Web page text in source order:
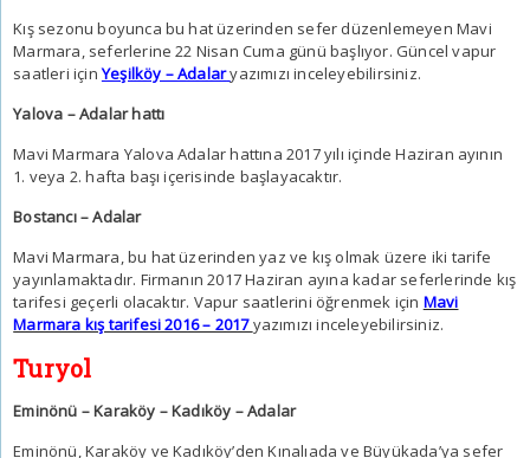
Kış sezonu boyunca bu hat üzerinden sefer düzenlemeyen Mavi
Marmara, seferlerine 22 Nisan Cuma günü başlıyor. Güncel vapur
saatleri içinYeşilköy – Adalaryazımızı inceleyebilirsiniz.
Yalova – Adalar hattı
Mavi Marmara Yalova Adalar hattına 2017 yılı içinde Haziran ayının
1. veya 2. hafta başı içerisinde başlayacaktır.
Bostancı – Adalar
Mavi Marmara, bu hat üzerinden yaz ve kış olmak üzere iki tarife
yayınlamaktadır. Firmanın 2017 Haziran ayına kadar seferlerinde kış
tarifesi geçerli olacaktır. Vapur saatlerini öğrenmek için Mavi
Marmara kış tarifesi 2016 – 2017yazımızı inceleyebilirsiniz.
Turyol
Eminönü – Karaköy – Kadıköy – Adalar
Eminönü, Karaköy ve Kadıköy’den Kınalıada ve Büyükada’ya sefer